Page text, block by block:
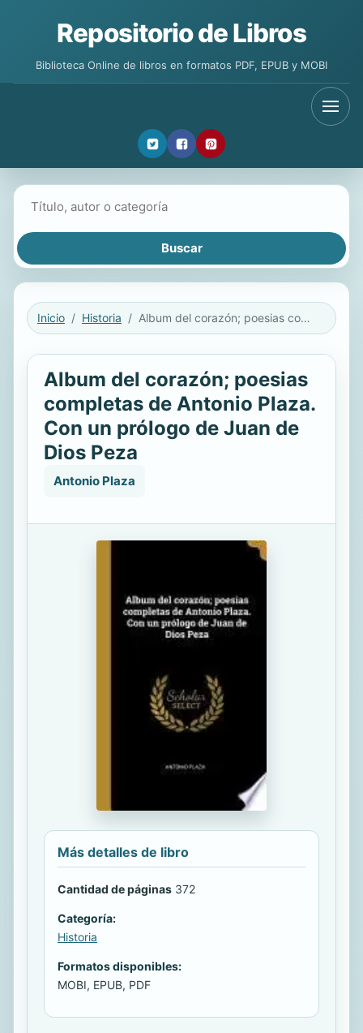
Repositorio de Libros
Biblioteca Online de libros en formatos PDF, EPUB y MOBI
Inicio Historia Album del corazón; poesias completas de Antonio Plaza. Con un prólogo de Juan de Dios Peza
Album del corazón; poesias
completas de Antonio Plaza.
Con un prólogo de Juan de
Dios Peza
Antonio Plaza
Más detalles de libro
Cantidad de páginas 372
Categoría:
Historia
Formatos disponibles:
MOBI, EPUB, PDF